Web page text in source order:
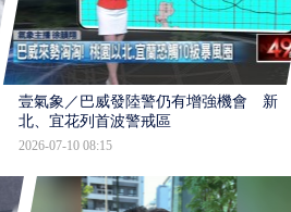
壹氣象／巴威發陸警仍有增強機會 新
北、宜花列首波警戒區
2026-07-10 08:15